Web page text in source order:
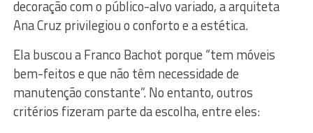
decoração com o público-alvo variado, a arquiteta
Ana Cruz privilegiou o conforto e a estética.
Ela buscou a Franco Bachot porque “tem móveis
bem-feitos e que não têm necessidade de
manutenção constante”. No entanto, outros
critérios fizeram parte da escolha, entre eles: